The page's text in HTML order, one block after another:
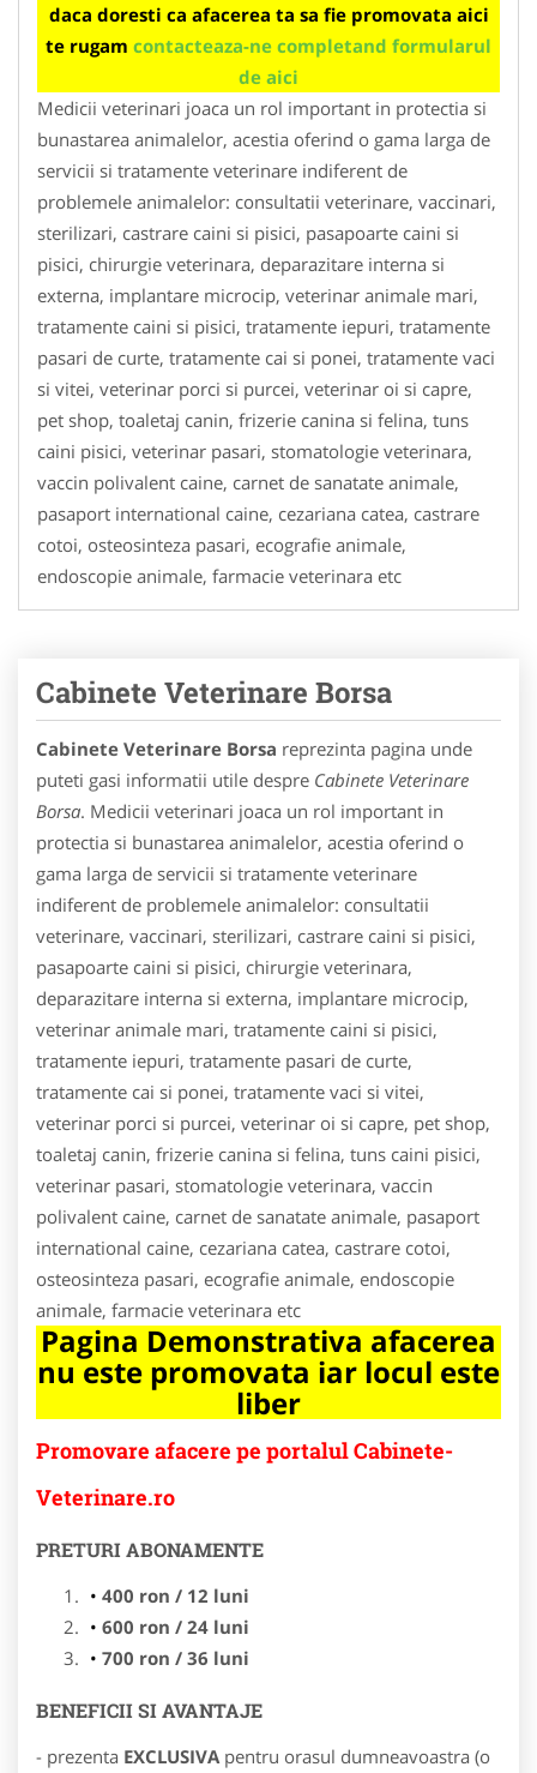
daca doresti ca afacerea ta sa fie promovata aici
te rugam contacteaza-ne completand formularul
de aici
Medicii veterinari joaca un rol important in protectia si
bunastarea animalelor, acestia oferind o gama larga de
servicii si tratamente veterinare indiferent de
problemele animalelor: consultatii veterinare, vaccinari,
sterilizari, castrare caini si pisici, pasapoarte caini si
pisici, chirurgie veterinara, deparazitare interna si
externa, implantare microcip, veterinar animale mari,
tratamente caini si pisici, tratamente iepuri, tratamente
pasari de curte, tratamente cai si ponei, tratamente vaci
si vitei, veterinar porci si purcei, veterinar oi si capre,
pet shop, toaletaj canin, frizerie canina si felina, tuns
caini pisici, veterinar pasari, stomatologie veterinara,
vaccin polivalent caine, carnet de sanatate animale,
pasaport international caine, cezariana catea, castrare
cotoi, osteosinteza pasari, ecografie animale,
endoscopie animale, farmacie veterinara etc
Cabinete Veterinare Borsa
Cabinete Veterinare Borsa reprezinta pagina unde
puteti gasi informatii utile despre Cabinete Veterinare
Borsa. Medicii veterinari joaca un rol important in
protectia si bunastarea animalelor, acestia oferind o
gama larga de servicii si tratamente veterinare
indiferent de problemele animalelor: consultatii
veterinare, vaccinari, sterilizari, castrare caini si pisici,
pasapoarte caini si pisici, chirurgie veterinara,
deparazitare interna si externa, implantare microcip,
veterinar animale mari, tratamente caini si pisici,
tratamente iepuri, tratamente pasari de curte,
tratamente cai si ponei, tratamente vaci si vitei,
veterinar porci si purcei, veterinar oi si capre, pet shop,
toaletaj canin, frizerie canina si felina, tuns caini pisici,
veterinar pasari, stomatologie veterinara, vaccin
polivalent caine, carnet de sanatate animale, pasaport
international caine, cezariana catea, castrare cotoi,
osteosinteza pasari, ecografie animale, endoscopie
animale, farmacie veterinara etc
Pagina Demonstrativa afacerea
nu este promovata iar locul este
liber
Promovare afacere pe portalul Cabinete-
Veterinare.ro
PRETURI ABONAMENTE
400 ron / 12 luni
600 ron / 24 luni
700 ron / 36 luni
BENEFICII SI AVANTAJE
- prezenta EXCLUSIVA pentru orasul dumneavoastra (o